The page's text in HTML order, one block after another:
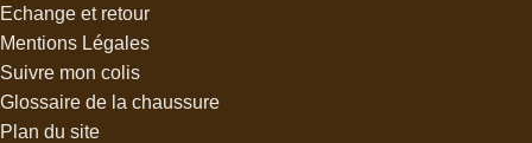
Echange et retour
Mentions Légales
Suivre mon colis
Glossaire de la chaussure
Plan du site